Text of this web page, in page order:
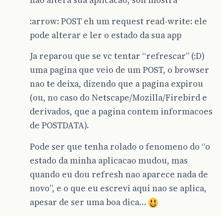
:arrow: POST eh um request read-write: ele
pode alterar e ler o estado da sua app
Ja reparou que se vc tentar “refrescar” (:D)
uma pagina que veio de um POST, o browser
nao te deixa, dizendo que a pagina expirou
(ou, no caso do Netscape/Mozilla/Firebird e
derivados, que a pagina contem informacoes
de POSTDATA).
Pode ser que tenha rolado o fenomeno do “o
estado da minha aplicacao mudou, mas
quando eu dou refresh nao aparece nada de
novo”, e o que eu escrevi aqui nao se aplica,
apesar de ser uma boa dica…